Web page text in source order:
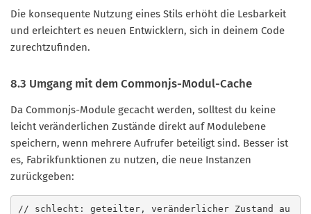
Die konsequente Nutzung eines Stils erhöht die Lesbarkeit
und erleichtert es neuen Entwicklern, sich in deinem Code
zurechtzufinden.
8.3 Umgang mit dem Commonjs-Modul-Cache
Da Commonjs-Module gecacht werden, solltest du keine
leicht veränderlichen Zustände direkt auf Modulebene
speichern, wenn mehrere Aufrufer beteiligt sind. Besser ist
es, Fabrikfunktionen zu nutzen, die neue Instanzen
zurückgeben:
// schlecht: geteilter, veränderlicher Zustand au